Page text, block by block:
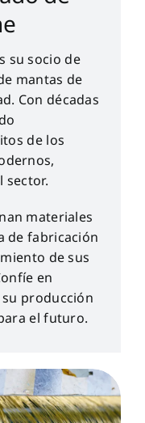
su socio de
mantas de
Con décadas
de los
sector.
materiales
de fabricación
de sus
en
producción
el futuro.